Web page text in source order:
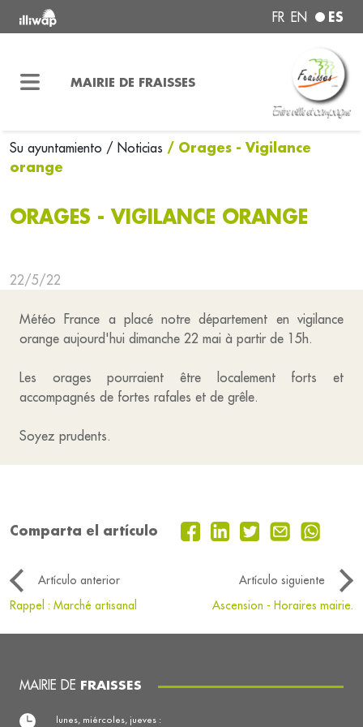
FR EN ES
MAIRIE DE FRAISSES
Su ayuntamiento / Noticias / Orages - Vigilance
orange
ORAGES - VIGILANCE ORANGE
22/5/22
Météo France a placé notre département en vigilance
orange aujourd'hui dimanche 22 mai à partir de 15h.
Les orages pourraient être localement forts et
accompagnés de fortes rafales et de grêle.
Soyez prudents.
Comparta el artículo
Artículo anterior
Artículo siguiente
Rappel : Marché artisanal
Ascension - Horaires mairie.
MAIRIE DE FRAISSES
lunes, miércoles, jueves :